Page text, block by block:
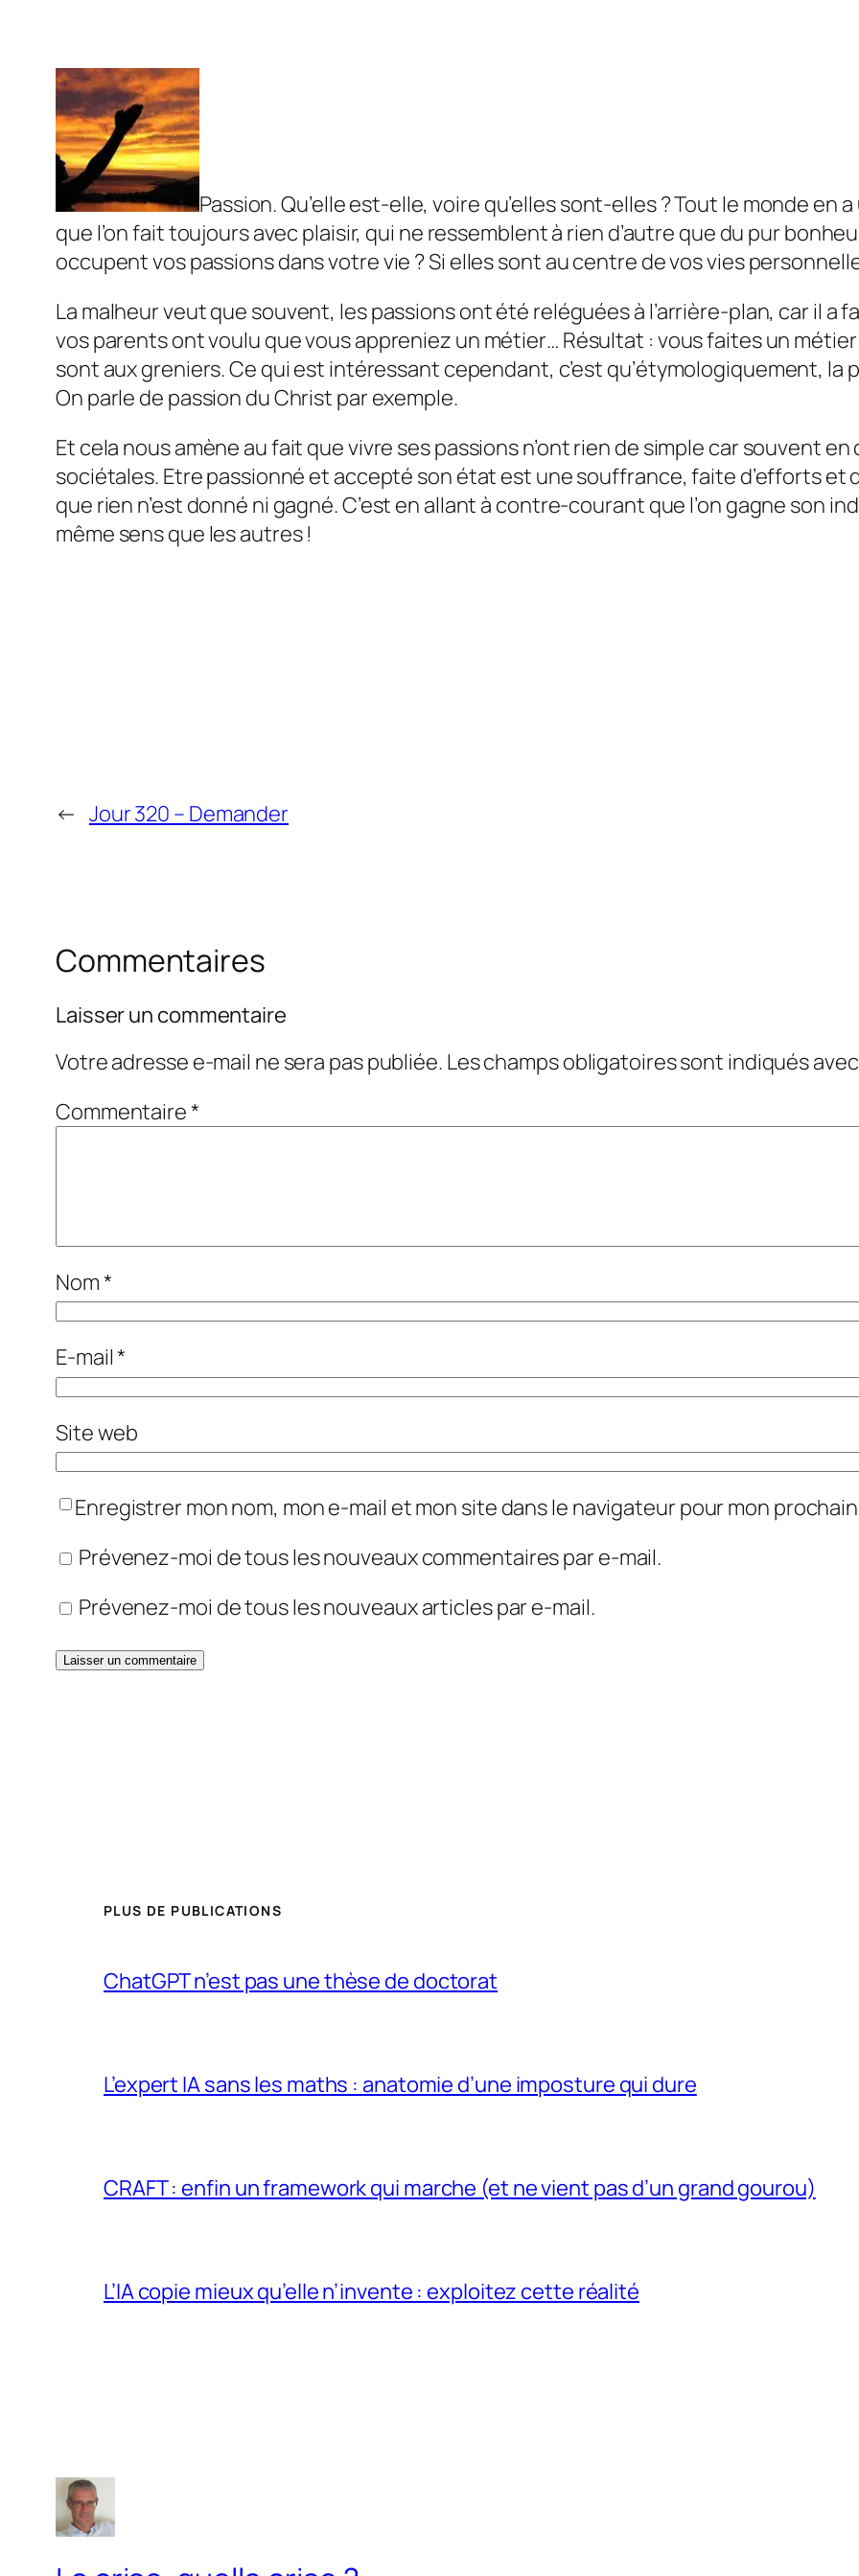
Passion. Qu’elle est-elle, voire qu’elles sont-elles ? Tout le monde en
que l’on fait toujours avec plaisir, qui ne ressemblent à rien d’autre que du pur
occupent vos passions dans votre vie ? Si elles sont au centre de vos vies
La malheur veut que souvent, les passions ont été reléguées à l’arrière-plan, car il a
vos parents ont voulu que vous appreniez un métier… Résultat : vous faites un
sont aux greniers. Ce qui est intéressant cependant, c’est qu’étymologiquement, la
On parle de passion du Christ par exemple.
Et cela nous amène au fait que vivre ses passions n’ont rien de simple car souvent
sociétales. Etre passionné et accepté son état est une souffrance, faite d’efforts et
que rien n’est donné ni gagné. C’est en allant à contre-courant que l’on gagne son
même sens que les autres !
← Jour 320 – Demander
Commentaires
Laisser un commentaire
Votre adresse e-mail ne sera pas publiée. Les champs obligatoires sont indiqués
Commentaire*
Nom*
E-mail*
Site web
Enregistrer mon nom, mon e-mail et mon site dans le navigateur pour mon
Prévenez-moi de tous les nouveaux commentaires par e-mail.
Prévenez-moi de tous les nouveaux articles par e-mail.
PLUS DE PUBLICATIONS
ChatGPT n’est pas une thèse de doctorat
L’expert IA sans les maths : anatomie d’une imposture qui dure
CRAFT : enfin un framework qui marche (et ne vient pas d’un grand gourou)
L’IA copie mieux qu’elle n’invente : exploitez cette réalité